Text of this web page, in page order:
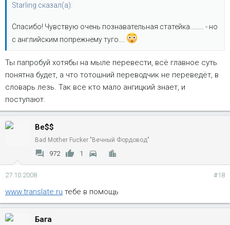
Starling сказал(а):
Спасибо! Чувствую очень познавательная статейка......... - но
с английским попрежнему туго....
Ты папробуй хотябы на мыле перевести, всё главное суть
понятна будет, а что тотошний переводчик не переведёт, в
словарь лезь. Так все кто мало ангицкий знает, и
поступают.
Be$$
Bad Mother Fucker "Вечный Фордовод"
972 1
27.10.2008 #18
www.translate.ru тебе в помощь
Бага